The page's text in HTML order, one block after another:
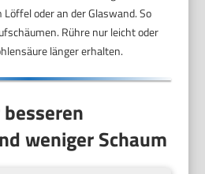
oder an der Glaswand. So
Rühre nur leicht oder
länger erhalten.
weniger Schaum